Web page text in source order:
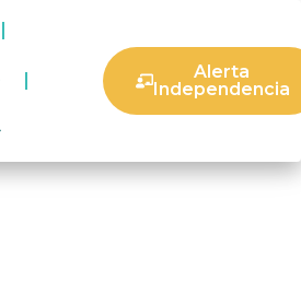
Alerta
Independencia